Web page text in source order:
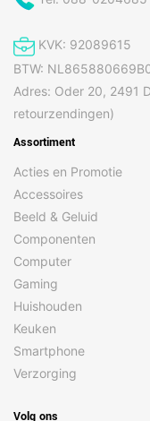
KVK: 92089615
BTW:
Adres: Oder 20, 2491
retourzendingen)
Assortiment
Acties en Promotie
Accessoires
Beeld & Geluid
Componenten
Computer
Gaming
Huishouden
Keuken
Smartphone
Verzorging
Volg ons